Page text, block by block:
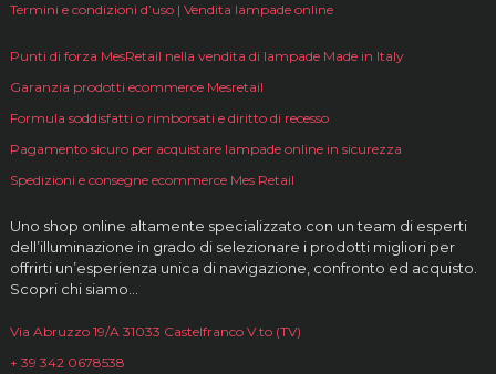
Termini e condizioni d’uso | Vendita lampade online
Punti di forza MesRetail nella vendita di lampade Made in Italy
Garanzia prodotti ecommerce Mesretail
Formula soddisfatti o rimborsati e diritto di recesso
Pagamento sicuro per acquistare lampade online in sicurezza
Spedizioni e consegne ecommerce Mes Retail
Uno shop online altamente specializzato con un team di esperti
dell’illuminazione in grado di selezionare i prodotti migliori per
offrirti un’esperienza unica di navigazione, confronto ed acquisto.
Scopri chi siamo…
Via Abruzzo 19/A 31033 Castelfranco V.to (TV)
+ 39 342 0678538